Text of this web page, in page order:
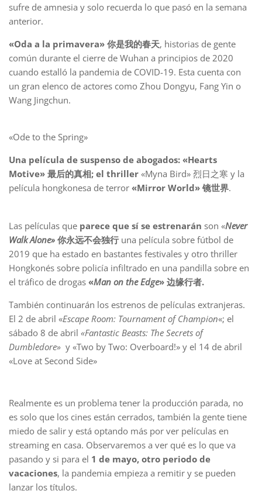
sufre de amnesia y solo recuerda lo que pasó en la semana
anterior.
«Oda a la primavera» 你是我的春天, historias de gente
común durante el cierre de Wuhan a principios de 2020
cuando estalló la pandemia de COVID-19. Esta cuenta con
un gran elenco de actores como Zhou Dongyu, Fang Yin o
Wang Jingchun.
«Ode to the Spring»
Una película de suspenso de abogados: «Hearts
Motive» 最后的真相; el thriller «Myna Bird» 烈日之寒 y la
película hongkonesa de terror «Mirror World» 镜世界.
Las películas que parece que sí se estrenarán son «Never
Walk Alone» 你永远不会独行una película sobre fútbol de
2019 que ha estado en bastantes festivales y otro thriller
Hongkonés sobre policía infiltrado en una pandilla sobre en
el tráfico de drogas «Man on the Edge» 边缘行者.
También continuarán los estrenos de películas extranjeras.
El 2 de abril «Escape Room: Tournament of Champion«; el
sábado 8 de abril «Fantastic Beasts: The Secrets of
Dumbledore» y «Two by Two: Overboard!» y el 14 de abril
«Love at Second Side»
Realmente es un problema tener la producción parada, no
es solo que los cines están cerrados, también la gente tiene
miedo de salir y está optando más por ver películas en
streaming en casa. Observaremos a ver qué es lo que va
pasando y si para el 1 de mayo, otro periodo de
vacaciones, la pandemia empieza a remitir y se pueden
lanzar los títulos.